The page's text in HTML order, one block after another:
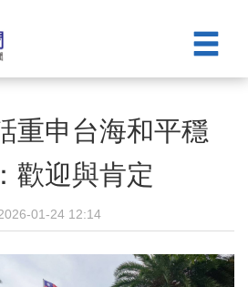
重申台海和平穩
迎與肯定
01-24 12:14